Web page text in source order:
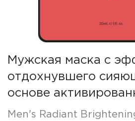
Мужская маска с
отдохнувшего
основе
Men's Radiant